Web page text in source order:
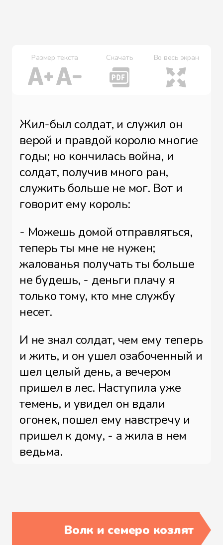
Размер текста Скачать Во весь экран
Жил-был солдат, и служил он
верой и правдой королю многие
годы; но кончилась война, и
солдат, получив много ран,
служить больше не мог. Вот и
говорит ему король:
- Можешь домой отправляться,
теперь ты мне не нужен;
жалованья получать ты больше
не будешь, - деньги плачу я
только тому, кто мне службу
несет.
И не знал солдат, чем ему теперь
и жить, и он ушел озабоченный и
шел целый день, а вечером
пришел в лес. Наступила уже
темень, и увидел он вдали
огонек, пошел ему навстречу и
пришел к дому, - а жила в нем
ведьма.
попить, - сказал он ей, - а то
пропадать мне придется.
Волк и семеро козлят